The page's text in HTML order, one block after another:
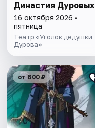
Династия Дуровых
16 октября 2026 •
пятница
Театр «Уголок дедушки
Дурова»
от 600 ₽